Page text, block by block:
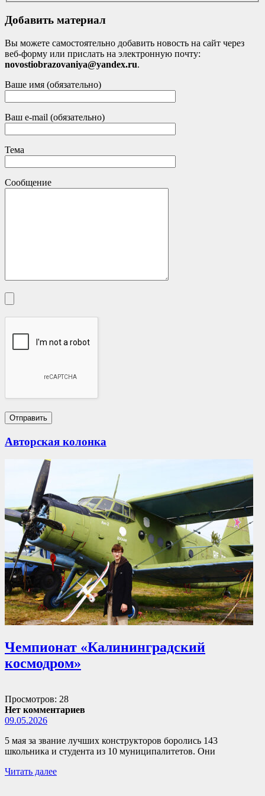
Добавить материал
Вы можете самостоятельно добавить новость на сайт через
веб-форму или прислать на электронную почту:
novostiobrazovaniya@yandex.ru.
Ваше имя (обязательно)
Ваш e-mail (обязательно)
Тема
Сообщение
Авторская колонка
Чемпионат «Калининградский
космодром»
Просмотров: 28
Нет комментариев
09.05.2026
5 мая за звание лучших конструкторов боролись 143
школьника и студента из 10 муниципалитетов. Они
Читать далее